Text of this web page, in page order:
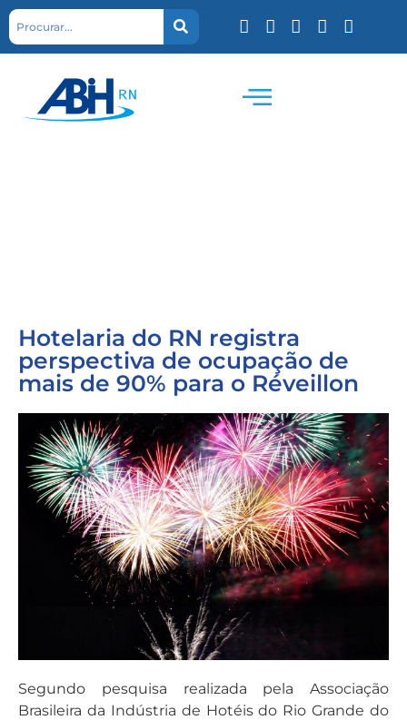
Hotelaria do RN registra
perspectiva de ocupação de
mais de 90% para o Réveillon
Segundo pesquisa realizada pela Associação
Brasileira da Indústria de Hotéis do Rio Grande do